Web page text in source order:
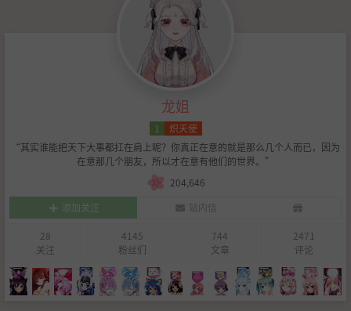
龙姐
1
炽天使
“其实谁能把天下大事都扛在肩上呢？你真正在意的就是那么几个人而已，因为
在意那几个朋友，所以才在意有他们的世界。”
204,646
添加关注
站内信
28
关注
4145
粉丝们
744
文章
2471
评论